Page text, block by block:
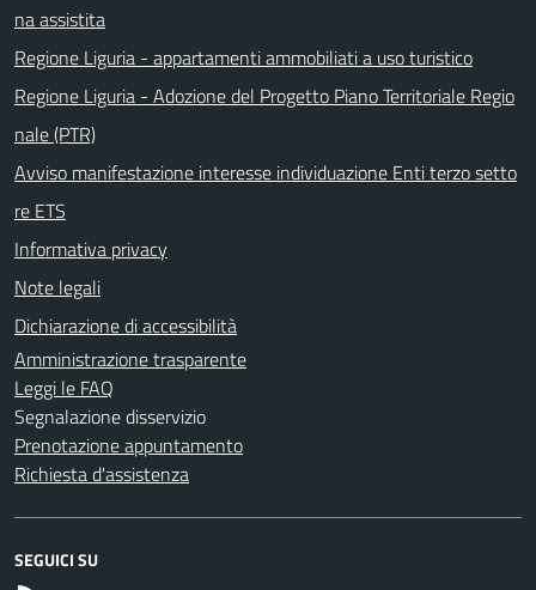
na assistita
Regione Liguria - appartamenti ammobiliati a uso turistico
Regione Liguria - Adozione del Progetto Piano Territoriale Regio
nale (PTR)
Avviso manifestazione interesse individuazione Enti terzo setto
re ETS
Informativa privacy
Note legali
Dichiarazione di accessibilità
Amministrazione trasparente
Leggi le FAQ
Segnalazione disservizio
Prenotazione appuntamento
Richiesta d'assistenza
SEGUICI SU